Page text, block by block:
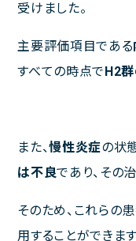
午後
午前 9:00
受けました。
主要評価項目である
すべての時点でH2
また、慢性炎症の状
は不良であり、その
そのため、これらの
用することができます